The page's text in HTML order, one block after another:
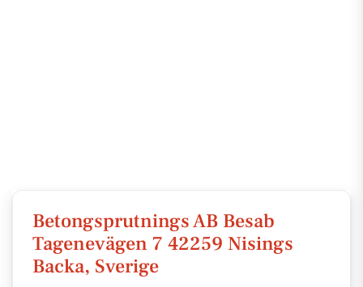
Betongsprutnings AB Besab
Tagenevägen 7 42259 Nisings
Backa, Sverige